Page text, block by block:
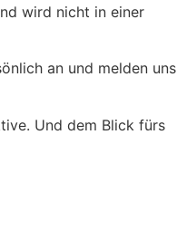
wird nicht in einer
an und melden uns
Und dem Blick fürs